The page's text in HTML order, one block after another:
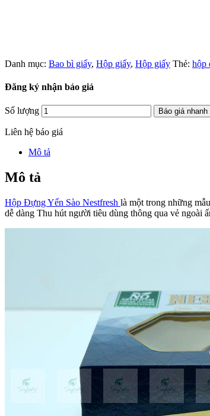
Danh mục: Bao bì giấy, Hộp giấy, Hộp giấy Thẻ: hộp
Đăng ký nhận báo giá
Số lượng Báo giá nhanh
Liên hệ báo giá
Mô tả
Mô tả
Hộp Đựng Yến Sào Nestfresh là một trong những
dễ dàng Thu hút người tiêu dùng thông qua vẻ ngoài